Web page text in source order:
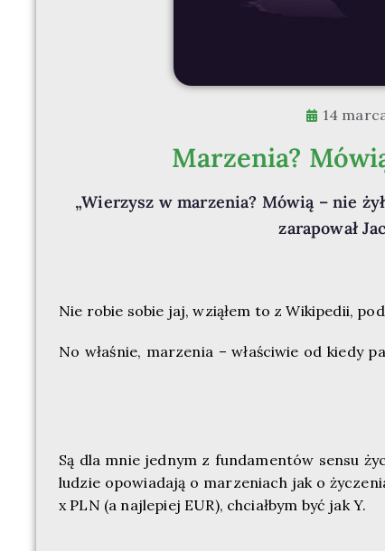
14
Marzenia?
„Wierzysz w marzenia? Mówią – nie
zarapował
Nie robie sobie jaj, wziąłem to z Wikipedii,
No właśnie, marzenia – właściwie od kiedy
Są dla mnie jednym z fundamentów sensu
ludzie opowiadają o marzeniach jak o
x PLN (a najlepiej EUR), chciałbym być jak Y.